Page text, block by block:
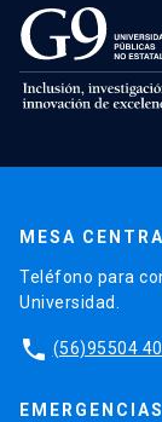
MESA
Teléfono para
Universidad.
phone (56)95504